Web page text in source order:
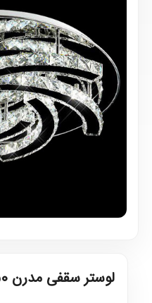
لوستر سقفی مدرن 33650 سایز 60